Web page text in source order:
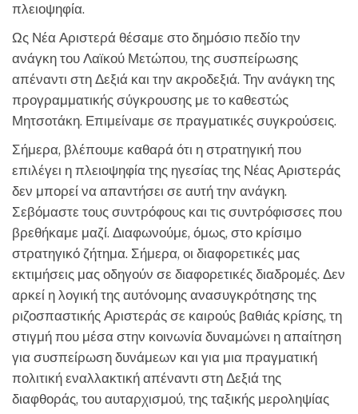
πλειοψηφία.
Ως Νέα Αριστερά θέσαμε στο δημόσιο πεδίο την
ανάγκη του Λαϊκού Μετώπου, της συσπείρωσης
απέναντι στη Δεξιά και την ακροδεξιά. Την ανάγκη της
προγραμματικής σύγκρουσης με το καθεστώς
Μητσοτάκη. Επιμείναμε σε πραγματικές συγκρούσεις.
Σήμερα, βλέπουμε καθαρά ότι η στρατηγική που
επιλέγει η πλειοψηφία της ηγεσίας της Νέας Αριστεράς
δεν μπορεί να απαντήσει σε αυτή την ανάγκη.
Σεβόμαστε τους συντρόφους και τις συντρόφισσες που
βρεθήκαμε μαζί. Διαφωνούμε, όμως, στο κρίσιμο
στρατηγικό ζήτημα. Σήμερα, οι διαφορετικές μας
εκτιμήσεις μας οδηγούν σε διαφορετικές διαδρομές. Δεν
αρκεί η λογική της αυτόνομης ανασυγκρότησης της
ριζοσπαστικής Αριστεράς σε καιρούς βαθιάς κρίσης, τη
στιγμή που μέσα στην κοινωνία δυναμώνει η απαίτηση
για συσπείρωση δυνάμεων και για μια πραγματική
πολιτική εναλλακτική απέναντι στη Δεξιά της
διαφθοράς, του αυταρχισμού, της ταξικής μεροληψίας